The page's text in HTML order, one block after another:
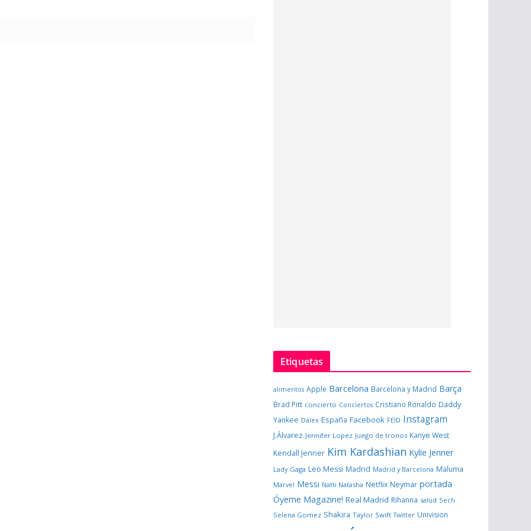
Etiquetas
alimentos Apple Barcelona Barcelona y Madrid Barça
Brad Pitt concierto Conciertos Cristiano Ronaldo Daddy
Yankee Dalex España Facebook FEID Instagram
J.Álvarez Jennifer Lopez Juego de tronos Kanye West
Kendall Jenner Kim Kardashian Kylie Jenner
Lady Gaga Leo Messi Madrid Madrid y Barcelona Maluma
Marvel Messi Natti Natasha Netflix Neymar portada
Óyeme Magazine! Real Madrid Rihanna salud Sech
Selena Gomez Shakira Taylor Swift Twitter Univision